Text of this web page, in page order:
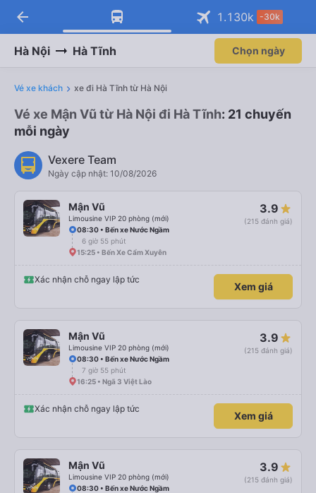
arrow_back 1.130k -30k
Hà Nội Hà Tĩnh Chọn ngày
Vé xe khách xe đi Hà Tĩnh từ Hà Nội
Vé xe Mận Vũ từ Hà Nội đi Hà Tĩnh: 21 chuyến
mỗi ngày
Vexere Team
Ngày cập nhật: 10/08/2026
Mận Vũ
Limousine VIP 20 phòng (mới)
3.9
(215 đánh giá)
08:30 • Bến xe Nước Ngầm
6 giờ 55 phút
15:25 • Bến Xe Cẩm Xuyên
Xác nhận chỗ ngay lập tức
Xem giá
Mận Vũ
Limousine VIP 20 phòng (mới)
3.9
(215 đánh giá)
08:30 • Bến xe Nước Ngầm
7 giờ 55 phút
16:25 • Ngã 3 Việt Lào
Xác nhận chỗ ngay lập tức
Xem giá
Mận Vũ
Limousine VIP 20 phòng (mới)
3.9
(215 đánh giá)
08:30 • Bến xe Nước Ngầm